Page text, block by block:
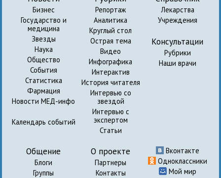
Бизнес
Государство и
медицина
Звезды
Наука
Общество
События
Статистика
Фармация
Новости МЕД-инфо
Календарь событий
Репортаж
Аналитика
Круглый стол
Острая тема
Видео
Инфографика
Интерактив
История читателя
Интервью со
звездой
Интервью с
экспертом
Статьи
Лекарства
Учреждения
Консультации
Рубрики
Наши врачи
Общение
Блоги
Группы
О проекте
Партнеры
Контакты
Вконтакте
Одноклассники
Мой мир